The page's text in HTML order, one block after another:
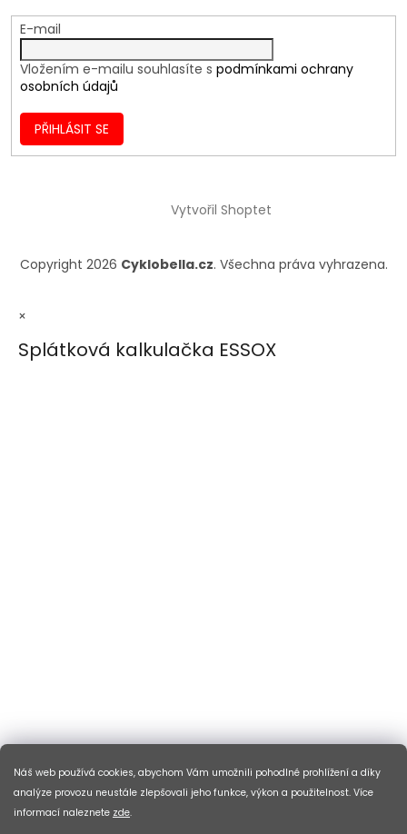
Náš web používá cookies, abychom Vám umožnili pohodlné prohlížení a díky
analýze provozu neustále zlepšovali jeho funkce, výkon a použitelnost. Více
informací naleznete zde.
E-mail
Vložením e-mailu souhlasíte s podmínkami ochrany
osobních údajů
PŘIHLÁSIT SE
Vytvořil Shoptet
Copyright 2026 Cyklobella.cz. Všechna práva vyhrazena.
×
Splátková kalkulačka ESSOX